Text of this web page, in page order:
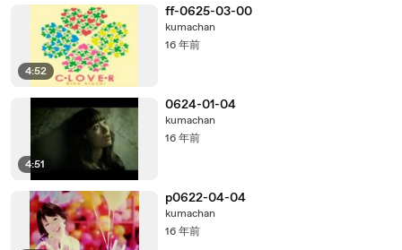
4:52
ff-0625-03-00
kumachan
16 年前
4:51
0624-01-04
kumachan
16 年前
p0622-04-04
kumachan
16 年前